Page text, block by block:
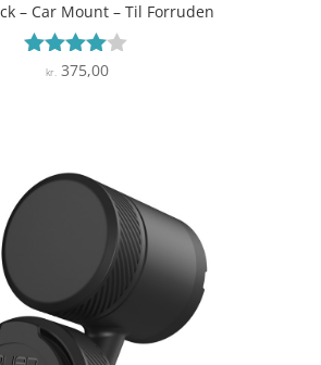
– Car Mount – Til Forruden
Vurderet
kr. 375,00